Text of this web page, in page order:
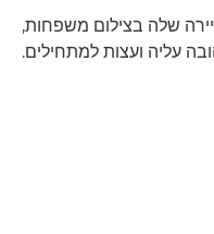
שלה בצילום משפחות,
עליה ועצות למתחילים.